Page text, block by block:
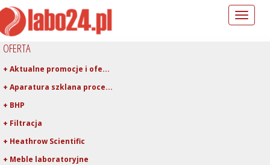
Toggle
OFERTA
+ Aktualne promocje i ofe...
+ Aparatura szklana proce...
+ BHP
+ Filtracja
+ Heathrow Scientific
+ Meble laboratoryjne